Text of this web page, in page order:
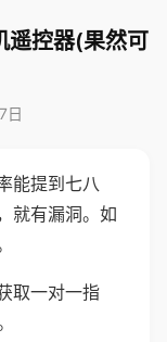
遥控器(果然可
日
能提到七八
就有漏洞。如
取一对一指